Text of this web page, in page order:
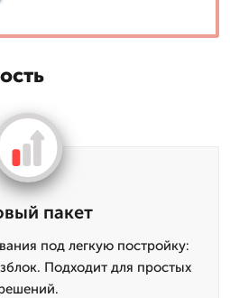
пакет
под легкую постройку:
Подходит для простых